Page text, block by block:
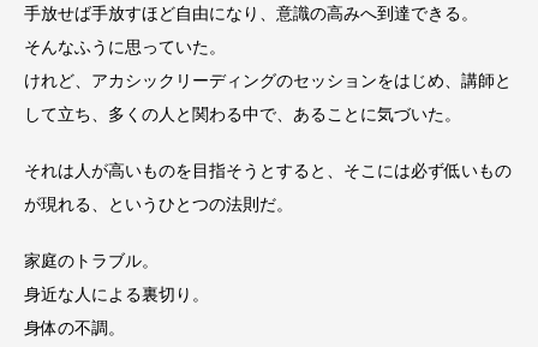
手放せば手放すほど自由になり、意識の高みへ到達できる。
そんなふうに思っていた。
けれど、アカシックリーディングのセッションをはじめ、講師と
して立ち、多くの人と関わる中で、あることに気づいた。
それは人が高いものを目指そうとすると、そこには必ず低いもの
が現れる、というひとつの法則だ。
家庭のトラブル。
身近な人による裏切り。
身体の不調。